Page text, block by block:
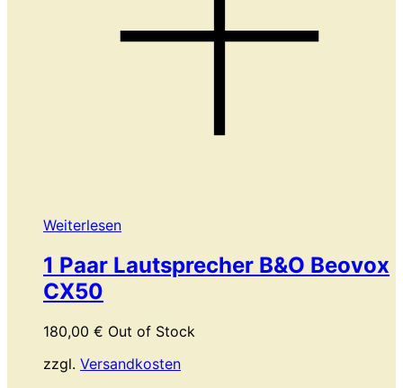
Weiterlesen
1 Paar Lautsprecher B&O Beovox
CX50
180,00 € Out of Stock
zzgl. Versandkosten